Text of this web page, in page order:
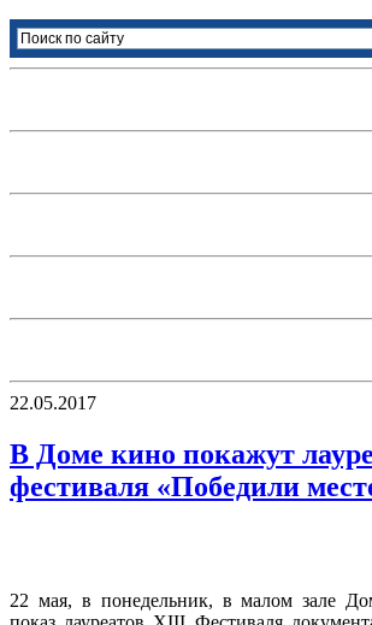
22.05.2017
В Доме кино покажут
фестиваля «Победили
22 мая, в понедельник, в малом зале